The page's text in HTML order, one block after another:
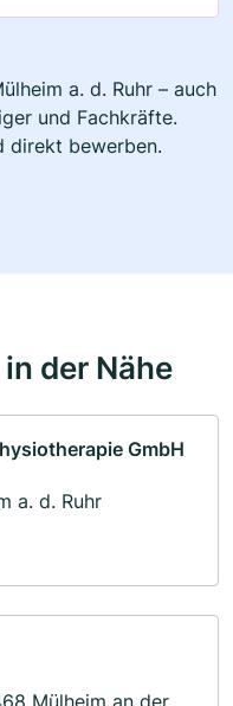
a. d. Ruhr – auch
und Fachkräfte.
direkt bewerben.
der Nähe
GmbH
a. d. Ruhr
Mülheim an der